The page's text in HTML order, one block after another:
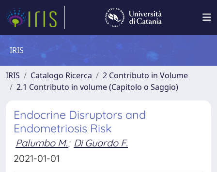
IRIS
IRIS Catalogo Ricerca
2 Contributo in Volume
2.1 Contributo in volume (Capitolo o Saggio)
Endocrine Disruptors and
Endometriosis Risk
Palumbo M.; Di Guardo F.
2021-01-01